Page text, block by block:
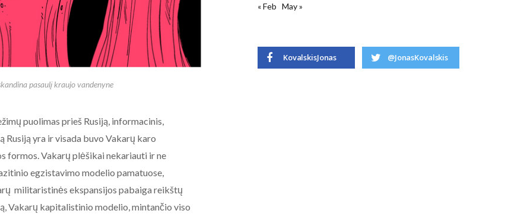
pasaulį kraujo vandenyne
puolimas prieš Rusiją, informacinis,
yra ir visada buvo Vakarų karo
formos. Vakarų plėšikai nekariauti ir ne
egzistavimo modelio pamatuose,
militaristinės ekspansijos pabaiga reikštų
Vakarų kapitalistinio modelio, mintančio viso
« Feb May »
KovalskisJonas @JonasKovalskis